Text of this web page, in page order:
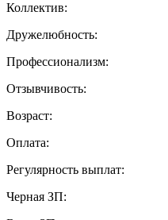
Коллектив:
Дружелюбность:
Профессионализм:
Отзывчивость:
Возраст:
Оплата:
Регулярность выплат:
Черная ЗП: